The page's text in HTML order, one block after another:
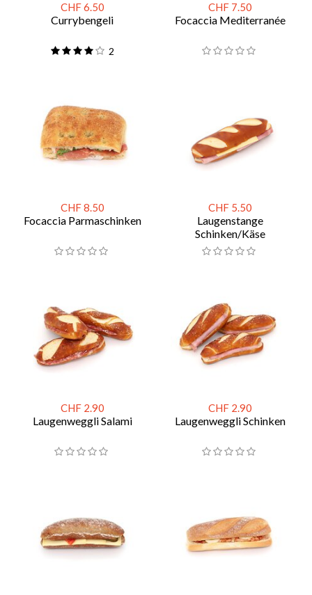
CHF 6.50
Currybengeli
2
CHF 7.50
Focaccia Mediterranée
CHF 8.50
Focaccia Parmaschinken
CHF 5.50
Laugenstange
Schinken/Käse
CHF 2.90
Laugenweggli Salami
CHF 2.90
Laugenweggli Schinken